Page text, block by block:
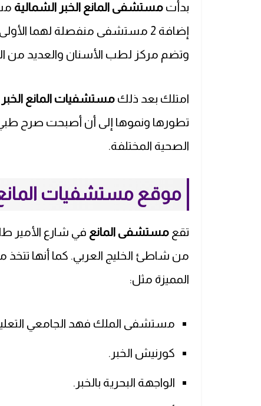
بدأت مستشفى المانع الخبر الشمالية
إضافة 2 مستشفى منفصلة لهما
وتضم مركز لطب الأسنان والعديد من
امتلك بعد ذلك مستشفيات المانع الخبر
تطورها ونموها إلى أن أصبحت صرح
الصحية المختلفة.
موقع مستشفيات المانع
تقع مستشفى المانع في شارع الأمير
من شاطئ الخليج العربي. كما أنها تتخذ
المميزة مثل:
مستشفى الملك فهد الجامعي
كورنيش الخبر.
الواجهة البحرية بالخبر.